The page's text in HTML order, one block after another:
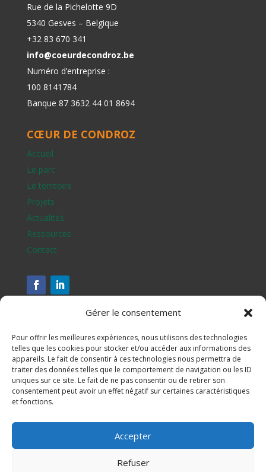
Gérer le consentement
Pour offrir les meilleures expériences, nous utilisons des technologies
telles que les cookies pour stocker et/ou accéder aux informations des
appareils. Le fait de consentir à ces technologies nous permettra de
traiter des données telles que le comportement de navigation ou les ID
uniques sur ce site. Le fait de ne pas consentir ou de retirer son
consentement peut avoir un effet négatif sur certaines caractéristiques
et fonctions.
Accepter
Refuser
Rue de la Pichelotte 9D
5340 Gesves – Belgique
+32 83 670 341
info@coeurdecondroz.be
Numéro d’entreprise :
100 8141784
Banque 87 3632 44 01 8694
CŒUR DE CONDROZ
Accueil
Le parc
Le territoire
Projets
Actualités
Ressources
Contact
Assesse, Ciney, Gesves, Hamois, Havelange et Ohey
S'inscrire à notre newsletter